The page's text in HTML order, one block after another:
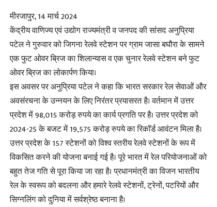
मीरजापुर, 14 मार्च 2024
केंद्रीय वाणिज्य एवं उद्योग राज्यमंत्री व जनपद की सांसद अनुप्रिया
पटेल ने गुरुवार को जिगना रेलवे स्टेशन पर ग्राम जासा बघौरा के सामने
एक फुट ओवर ब्रिज का शिलान्यास व एक चुनार रेलवे स्टेशन बने फुट
ओवर ब्रिज का लोकार्पण किया।
इस अवसर पर अनुप्रिया पटेल ने कहा कि भारत सरकार रेल सेवाओं और
अवसंरचना के उन्नयन के लिए निरंतर प्रयासरत है। वर्तमान में उत्तर
प्रदेश में 98,015 करोड़ रुपये का कार्य प्रगति पर है। उत्तर प्रदेश को
2024-25 के बजट में 19,575 करोड़ रुपये का रिकॉर्ड आवंटन मिला है।
उत्तर प्रदेश के 157 स्टेशनों को विश्व स्तरीय रेलवे स्टेशनों के रूप में
विकसित करने की योजना बनाई गई है। पूरे भारत में रेल परियोजनाओं को
बहुत तेज गति से पूरा किया जा रहा है। प्रधानमंत्री का विजन भारतीय
रेल के स्वरूप को बदलना और हमारे रेलवे स्टेशनों, ट्रेनों, पटरियों और
सिग्नलिंग को दुनिया में सर्वश्रेष्ठ बनाना है।